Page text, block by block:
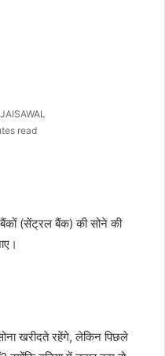
read
(सेंट्रल बैंक) की सोने की
खरीदते रहेंगे, लेकिन पिछले